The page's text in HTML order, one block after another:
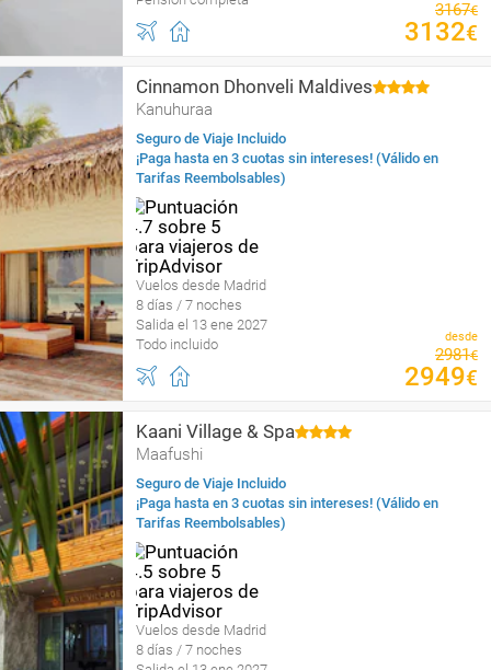
3167€
3132€
Cinnamon Dhonveli Maldives
Kanuhuraa
Seguro de Viaje Incluido
¡Paga hasta en 3 cuotas sin intereses! (Válido en
Tarifas Reembolsables)
Vuelos desde Madrid
8 días / 7 noches
Salida el 13 ene 2027
Todo incluido
desde
2981€
2949€
Kaani Village & Spa
Maafushi
Seguro de Viaje Incluido
¡Paga hasta en 3 cuotas sin intereses! (Válido en
Tarifas Reembolsables)
Vuelos desde Madrid
8 días / 7 noches